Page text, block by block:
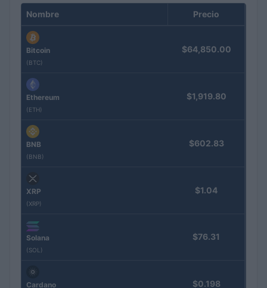
Nombre Precio
Bitcoin
(BTC)
$64,850.00
Ethereum
(ETH)
$1,919.80
BNB
(BNB)
$602.83
XRP
(XRP)
$1.04
Solana
(SOL)
$76.31
Cardano $0.198